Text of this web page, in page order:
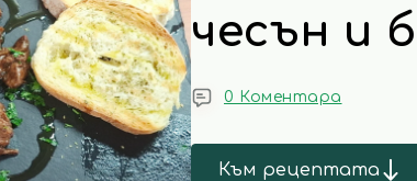
чесън и
0 Коментара
Към рецептата